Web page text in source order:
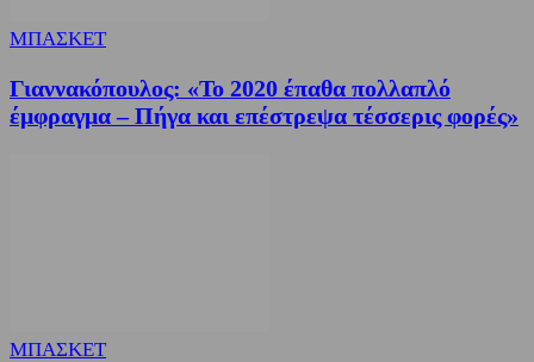
ΜΠΑΣΚΕΤ
Γιαννακόπουλος: «Το 2020 έπαθα πολλαπλό
έμφραγμα – Πήγα και επέστρεψα τέσσερις φορές»
ΜΠΑΣΚΕΤ